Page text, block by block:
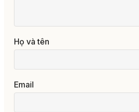
Họ và tên
Email